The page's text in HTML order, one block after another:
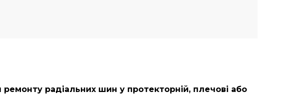
радіальних шин у протекторній, плечові або